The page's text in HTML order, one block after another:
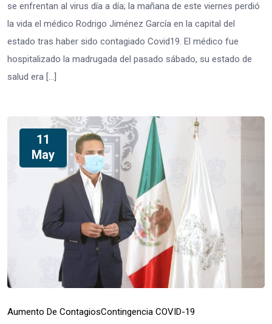
se enfrentan al virus día a día; la mañana de este viernes perdió
la vida el médico Rodrigo Jiménez García en la capital del
estado tras haber sido contagiado Covid19. El médico fue
hospitalizado la madrugada del pasado sábado, su estado de
salud era […]
11
May
Aumento De ContagiosContingencia COVID-19